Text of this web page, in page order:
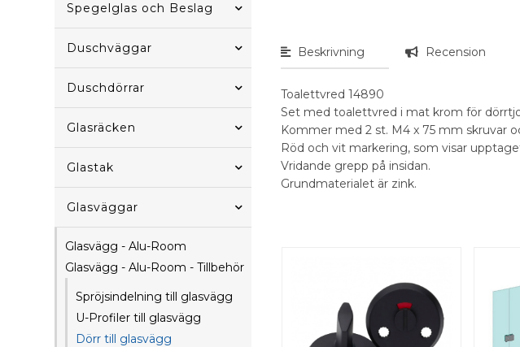
Spegelglas och Beslag
Duschväggar
Duschdörrar
Glasräcken
Glastak
Glasväggar
Glasvägg - Alu-Room
Glasvägg - Alu-Room - Tillbehör
Spröjsindelning till glasvägg
U-Profiler till glasvägg
Dörr till glasvägg
Beskrivning Recension
Toalettvred 14890
Set med toalettvred i mat krom för
Kommer med 2 st. M4 x 75 mm skruvar
Röd och vit markering, som visar
Vridande grepp på insidan.
Grundmaterialet är zink.